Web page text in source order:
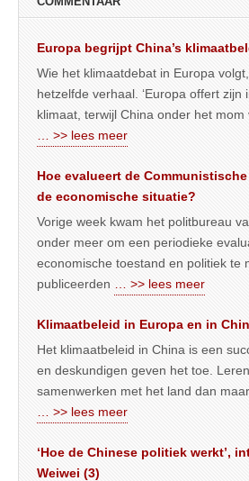
Europa begrijpt China’s
Wie het klimaatdebat in Europa
hetzelfde verhaal. ‘Europa offert zijn
klimaat, terwijl China onder het mom
… >> lees meer
Hoe evalueert de
de economische situatie?
Vorige week kwam het politbureau
onder meer om een periodieke
economische toestand en politiek te
publiceerden
… >> lees meer
Klimaatbeleid in Europa en in
Het klimaatbeleid in China is een
en deskundigen geven het toe.
samenwerken met het land dan
… >> lees meer
‘Hoe de Chinese politiek werkt’,
Weiwei (3)